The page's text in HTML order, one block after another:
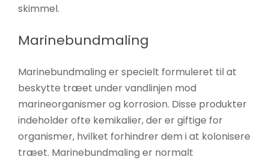
skimmel.
Marinebundmaling
Marinebundmaling er specielt formuleret til at
beskytte træet under vandlinjen mod
marineorganismer og korrosion. Disse produkter
indeholder ofte kemikalier, der er giftige for
organismer, hvilket forhindrer dem i at kolonisere
træet. Marinebundmaling er normalt